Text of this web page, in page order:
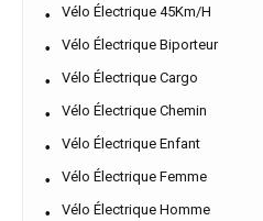
Vélo Électrique 45Km/h
Vélo Électrique Biporteur
Vélo Électrique Cargo
Vélo Électrique Chemin
Vélo Électrique Enfant
Vélo Électrique Femme
Vélo Électrique Homme